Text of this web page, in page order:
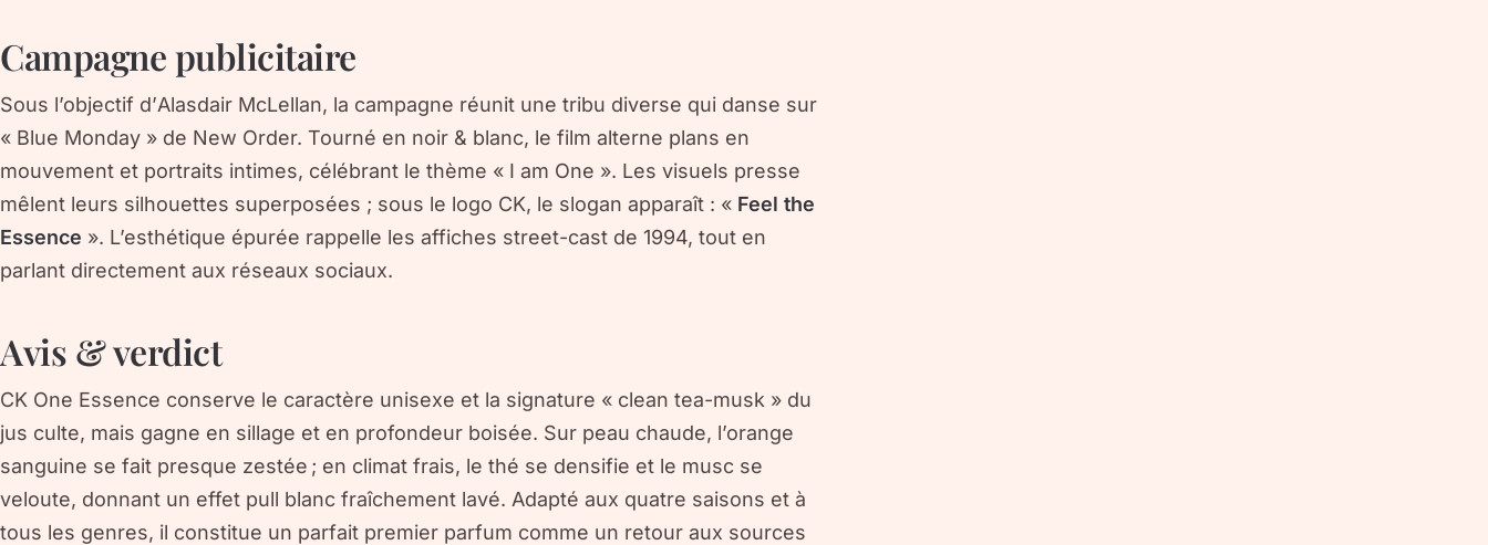
Campagne publicitaire
Sous l’objectif d’Alasdair McLellan, la campagne réunit une tribu diverse qui danse sur
« Blue Monday » de New Order. Tourné en noir & blanc, le film alterne plans en
mouvement et portraits intimes, célébrant le thème « I am One ». Les visuels presse
mêlent leurs silhouettes superposées ; sous le logo CK, le slogan apparaît : « Feel the
Essence ». L’esthétique épurée rappelle les affiches street-cast de 1994, tout en
parlant directement aux réseaux sociaux.
Avis & verdict
CK One Essence conserve le caractère unisexe et la signature « clean tea-musk » du
jus culte, mais gagne en sillage et en profondeur boisée. Sur peau chaude, l’orange
sanguine se fait presque zestée ; en climat frais, le thé se densifie et le musc se
veloute, donnant un effet pull blanc fraîchement lavé. Adapté aux quatre saisons et à
tous les genres, il constitue un parfait premier parfum comme un retour aux sources